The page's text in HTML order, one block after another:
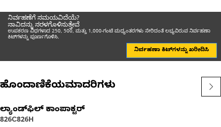
ನಿರ್ವಹಣೆಗೆ ಸಮಯವಿದೆಯೆ?
ನಾವಿದನ್ನು ಸರಳಗೊಳಿಸುತ್ತೇವೆ
ಉಪಕರಣ ವಿಧಗಳಾದ 250, 500, ಮತ್ತು 1,000-ಗಂಟೆ ಮಧ್ಯಂತರಗಳು ಸೇರಿದಂತೆ ಲಭ್ಯವಿರುವ ನಿರ್ವಹಣಾ
ಕಿಟ್‌ಗಳನ್ನು ಪೂರ್ಣಗೊಳಿಸಿ.
ನಿರ್ವಹಣಾ ಕಿಟ್‌ಗಳನ್ನು ಖರೀದಿಸಿ
ಹೊಂದಾಣಿಕೆಯಮಾದರಿಗಳು
ಲ್ಯಾಂಡ್‌ಫಿಲ್‌ ಕಾಂಪಾಕ್ಟರ್
826C826H